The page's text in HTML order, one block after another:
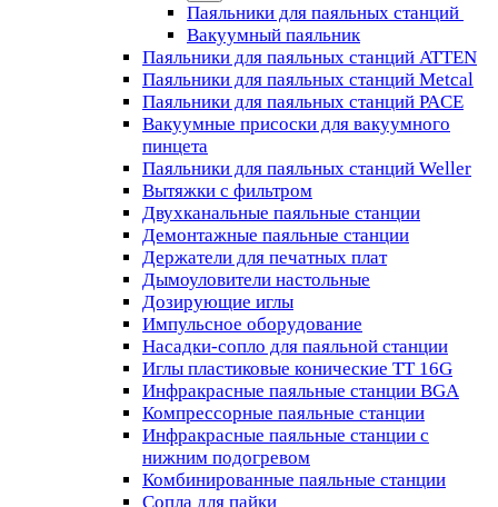
Паяльники для паяльных станций
Вакуумный паяльник
Паяльники для паяльных станций ATTEN
Паяльники для паяльных станций Metcal
Паяльники для паяльных станций PACE
Вакуумные присоски для вакуумного
пинцета
Паяльники для паяльных станций Weller
Вытяжки с фильтром
Двухканальные паяльные станции
Демонтажные паяльные станции
Держатели для печатных плат
Дымоуловители настольные
Дозирующие иглы
Импульсное оборудование
Насадки-сопло для паяльной станции
Иглы пластиковые конические TT 16G
Инфракрасные паяльные станции BGA
Компрессорные паяльные станции
Инфракрасные паяльные станции с
нижним подогревом
Комбинированные паяльные станции
Сопла для пайки